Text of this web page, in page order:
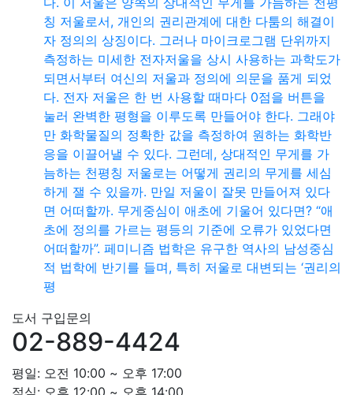
칭 저울로서, 개인의 권리관계에 대한 다툼의 해결이
자 정의의 상징이다. 그러나 마이크로그램 단위까지
측정하는 미세한 전자저울을 상시 사용하는 과학도가
되면서부터 여신의 저울과 정의에 의문을 품게 되었
다. 전자 저울은 한 번 사용할 때마다 0점을 버튼을
눌러 완벽한 평형을 이루도록 만들어야 한다. 그래야
만 화학물질의 정확한 값을 측정하여 원하는 화학반
응을 이끌어낼 수 있다. 그런데, 상대적인 무게를 가
늠하는 천평칭 저울로는 어떻게 권리의 무게를 세심
하게 잴 수 있을까. 만일 저울이 잘못 만들어져 있다
면 어떠할까. 무게중심이 애초에 기울어 있다면? “애
초에 정의를 가르는 평등의 기준에 오류가 있었다면
어떠할까”. 페미니즘 법학은 유구한 역사의 남성중심
적 법학에 반기를 들며, 특히 저울로 대변되는 ‘권리의
평
도서 구입문의
02-889-4424
평일: 오전 10:00 ~ 오후 17:00
점심: 오후 12:00 ~ 오후 14:00